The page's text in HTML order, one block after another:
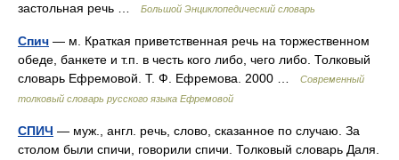
застольная речь …
Большой Энциклопедический словарь
Спич — м. Краткая приветственная речь на торжественном
обеде, банкете и т.п. в честь кого либо, чего либо. Толковый
словарь Ефремовой. Т. Ф. Ефремова. 2000 …
Современный
толковый словарь русского языка Ефремовой
СПИЧ — муж., англ. речь, слово, сказанное по случаю. За
столом были спичи, говорили спичи. Толковый словарь Даля.